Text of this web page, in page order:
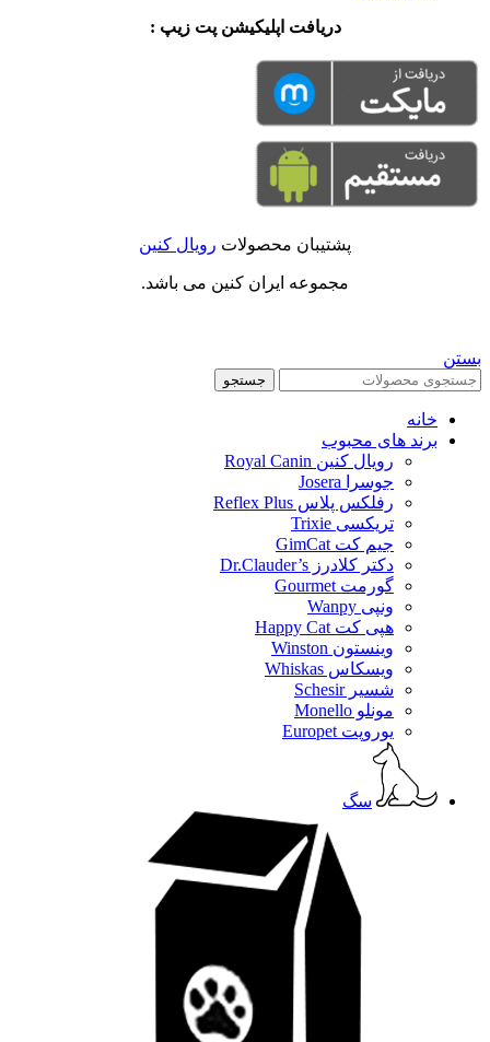
دریافت اپلیکیشن پت زیپ :
پشتیبان محصولات رویال کنین
مجموعه ایران کنین می باشد.
بستن
جستجو
خانه
برند های محبوب
رویال کنین Royal Canin
جوسرا Josera
رفلکس پلاس Reflex Plus
تریکسی Trixie
جیم کت GimCat
دکتر کلادرز Dr.Clauder’s
گورمت Gourmet
ونپی Wanpy
هپی کت Happy Cat
وینستون Winston
ویسکاس Whiskas
شسیر Schesir
مونلو Monello
یوروپت Europet
سگ